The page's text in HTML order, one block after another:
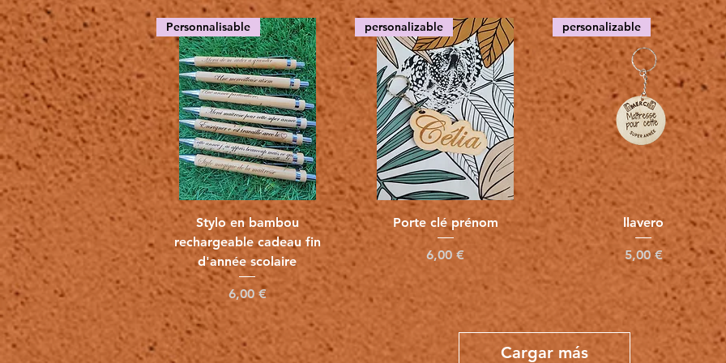
Vista rápida
Personnalisable
Stylo en bambou
rechargeable cadeau fin
d'année scolaire
Precio
6,00 €
Vista rápida
personalizable
Porte clé prénom
Precio
6,00 €
Vista rápida
personalizable
llavero
Precio
5,00 €
Cargar más